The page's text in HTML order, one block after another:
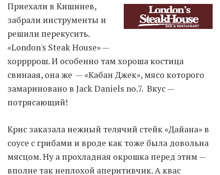
Приехали в Кишинев,
забрали инструменты и
решили перекусить.
«London's Steak House» —
хоррррош. И особенно там хороша костица
свинаая, она же — «Кабан Джек», мясо которого
замариновано в Jack Daniels no.7. Вкус —
потрясающий!
Крис заказала нежный телячий стейк «Дайана» в
соусе с грибами и вроде как тоже была довольна
мясцом. Ну а прохладная окрошка перед этим —
вполне так неплохой аперитивчик. А квас
To-Do
Wishlist
Связаться со мной
TAGZZZZ
24-70/2.8(52) 35mm/1.4(14)
drone(19) fujifilm(28) hobby(32)
homestudio(16) howto(17)
Internet(43) Kate(56) kitchen (27)
mavic2pro
(13)